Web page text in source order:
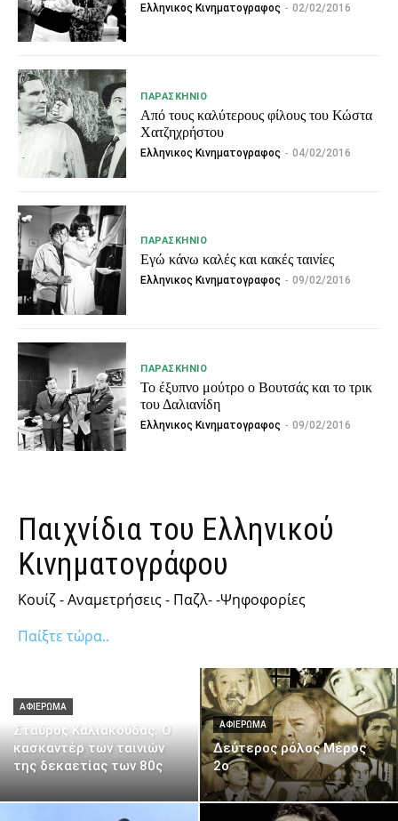
Ελληνικος Κινηματογραφος - 02/02/2016
ΠΑΡΑΣΚΉΝΙΟ
Από τους καλύτερους φίλους του Κώστα
Χατζηχρήστου
Ελληνικος Κινηματογραφος - 04/02/2016
ΠΑΡΑΣΚΉΝΙΟ
Εγώ κάνω καλές και κακές ταινίες
Ελληνικος Κινηματογραφος - 09/02/2016
ΠΑΡΑΣΚΉΝΙΟ
Το έξυπνο μούτρο ο Βουτσάς και το τρικ
του Δαλιανίδη
Ελληνικος Κινηματογραφος - 09/02/2016
Παιχνίδια του Ελληνικού
Κινηματογράφου
Κουίζ - Αναμετρήσεις - Παζλ- -Ψηφοφορίες
Παίξτε τώρα..
ΑΦΙΈΡΩΜΑ
Σταύρος Καλιακούδας: Ο
κασκαντέρ των ταινιών
της δεκαετίας των 80ς
ΑΦΙΈΡΩΜΑ
Δεύτερος ρόλος Μέρος
2ο